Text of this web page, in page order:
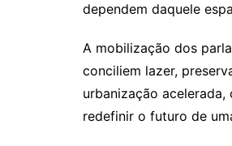
dependem daquele
A mobilização dos
conciliem lazer,
urbanização
redefinir o futuro de